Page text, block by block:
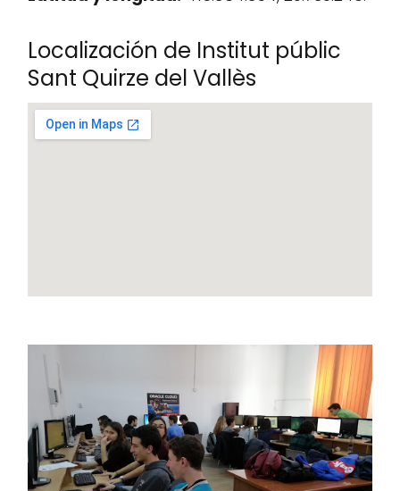
Localización de Institut públic
Sant Quirze del Vallès